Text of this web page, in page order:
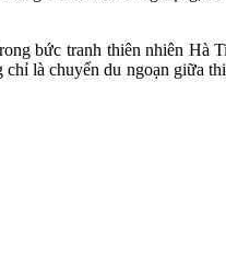
bức tranh thiên nhiên Hà
là chuyến du ngoạn giữa